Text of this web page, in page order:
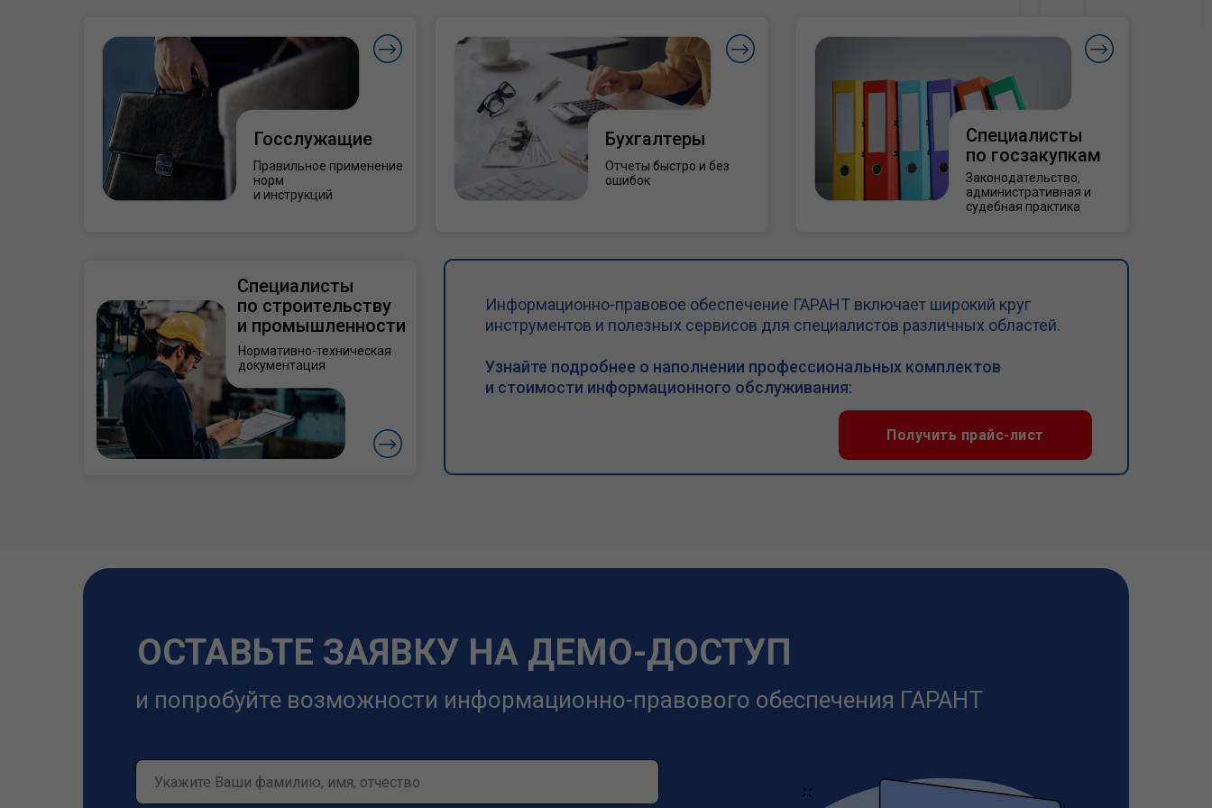
Госслужащие
Правильное применение
норм
и инструкций
Бухгалтеры
Отчеты быстро и без
ошибок
Специалисты
по госзакупкам
Законодательство,
административная и
судебная практика
Получить прайс-лист
Специалисты
по строительству
и промышленности
Нормативно-техническая
документация
Информационно-правовое обеспечение ГАРАНТ включает широкий круг
инструментов и полезных сервисов для специалистов различных областей.
Узнайте подробнее о наполнении профессиональных комплектов
и стоимости информационного обслуживания:
и попробуйте возможности информационно-правового обеспечения ГАРАНТ
ОСТАВЬТЕ ЗАЯВКУ НА ДЕМО-ДОСТУП